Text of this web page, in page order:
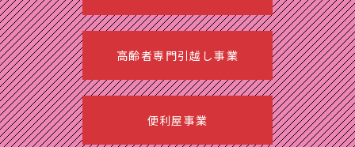
高齢者専門引越し事業
便利屋事業